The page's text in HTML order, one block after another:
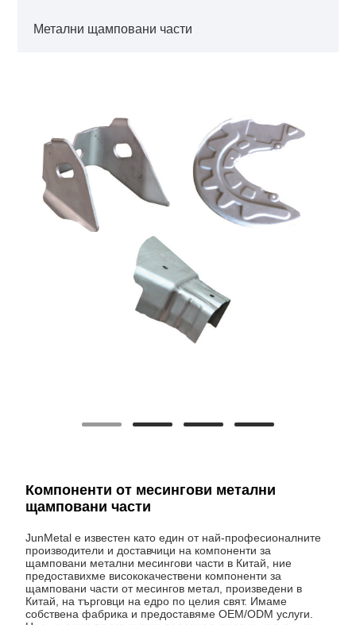
Метални щамповани части
Компоненти от месингови метални
щамповани части
JunMetal е известен като един от най-професионалните
производители и доставчици на компоненти за
щамповани метални месингови части в Китай, ние
предоставихме висококачествени компоненти за
щамповани части от месингов метал, произведени в
Китай, на търговци на едро по целия свят. Имаме
собствена фабрика и предоставяме OEM/ODM услуги.